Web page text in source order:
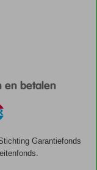
en betalen
Garantiefonds